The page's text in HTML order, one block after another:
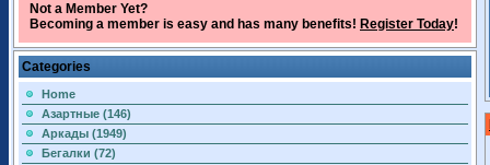
Not a Member Yet?
Becoming a member is easy and has many benefits! Register Today!
Categories
Home
Азартные (146)
Аркады (1949)
Бегалки (72)